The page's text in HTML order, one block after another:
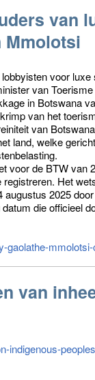
van
Mmolotsi
voor
van
in Botswana
van het
van
land, welke
voor de BTW van
Het
2025
die officieel
gaolathe-
van
indigenous-